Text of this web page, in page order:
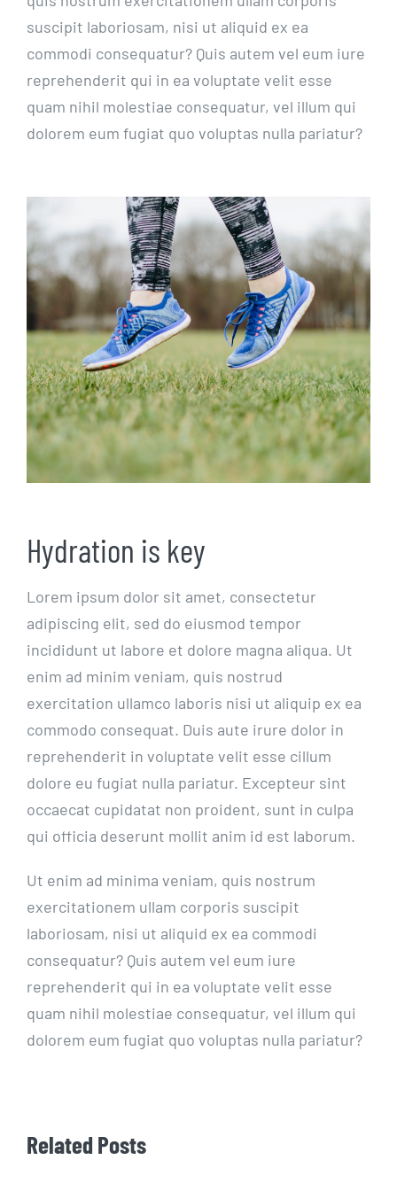
suscipit laboriosam, nisi ut aliquid ex ea
commodi consequatur? Quis autem vel eum iure
reprehenderit qui in ea voluptate velit esse
quam nihil molestiae consequatur, vel illum qui
dolorem eum fugiat quo voluptas nulla pariatur?
Hydration is key
Lorem ipsum dolor sit amet, consectetur
adipiscing elit, sed do eiusmod tempor
incididunt ut labore et dolore magna aliqua. Ut
enim ad minim veniam, quis nostrud
exercitation ullamco laboris nisi ut aliquip ex ea
commodo consequat. Duis aute irure dolor in
reprehenderit in voluptate velit esse cillum
dolore eu fugiat nulla pariatur. Excepteur sint
occaecat cupidatat non proident, sunt in culpa
qui officia deserunt mollit anim id est laborum.
Ut enim ad minima veniam, quis nostrum
exercitationem ullam corporis suscipit
laboriosam, nisi ut aliquid ex ea commodi
consequatur? Quis autem vel eum iure
reprehenderit qui in ea voluptate velit esse
quam nihil molestiae consequatur, vel illum qui
dolorem eum fugiat quo voluptas nulla pariatur?
Related Posts